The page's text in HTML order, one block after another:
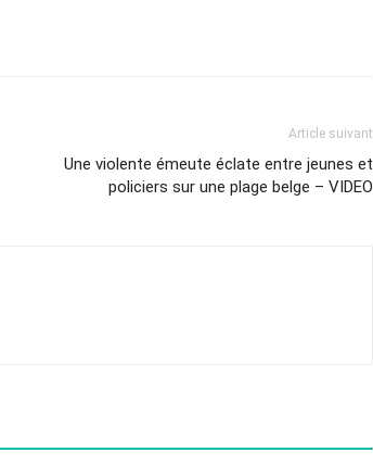
Article suivant
Une violente émeute éclate entre jeunes et
policiers sur une plage belge – VIDEO